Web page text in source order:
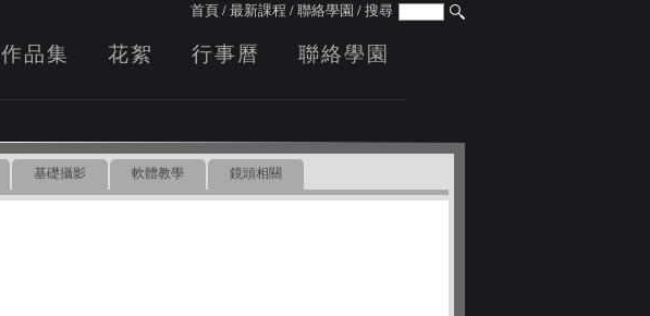
首頁/ 最新課程 / 聯絡學園 / 搜尋
作品集 花絮 行事曆 聯絡學園
基礎攝影 軟體教學 鏡頭相關